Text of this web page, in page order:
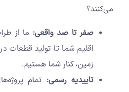
می‌کنند؟
صفر تا صد واقعی: ما از
اقلیم شما تا تولید قطعات
زمین، کنار شما هستیم.
تاییدیه رسمی: تمام